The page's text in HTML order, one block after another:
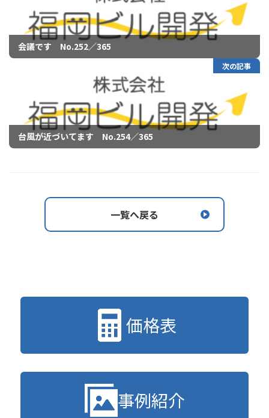
会議です No.252／365
次の記事
台風が近づいてます No.254／365
一覧へ戻る
価格表
事例紹介